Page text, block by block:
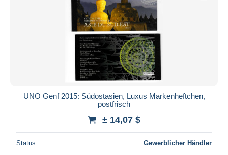
UNO Genf 2015: Südostasien, Luxus Markenheftchen,
postfrisch
± 14,07 $
Status Gewerblicher Händler